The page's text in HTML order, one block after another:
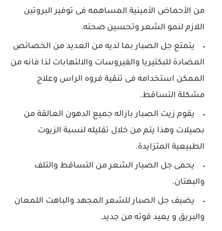
من الأحماض الأمينية المساهمه فى توفير البروتين
اللازم لنمو الشعر وتحسين صحته.
يتمتع جل الصبار بما لديه من العديد من الخصائص
المضادة للبكتيريا والفيروسات والالتهابات لذا فانه من
الممكن استخدامه فى تنقية فروه الراس وعلاج
مشكلة التساقط.
يقوم زيت الصبار بازاله جميع الدهون العالقة من
بصيلات وهذا يتم من خلال تقليله لنسبة الزيوت
الطبيعية المتزايدة.
يحمى جل الصبار الشعر من التساقط والتلف
والبهتان.
يضيف جل الصبار للشعر المجهد والباهت اللمعان
والبريق و يعيد قوته من جديد.